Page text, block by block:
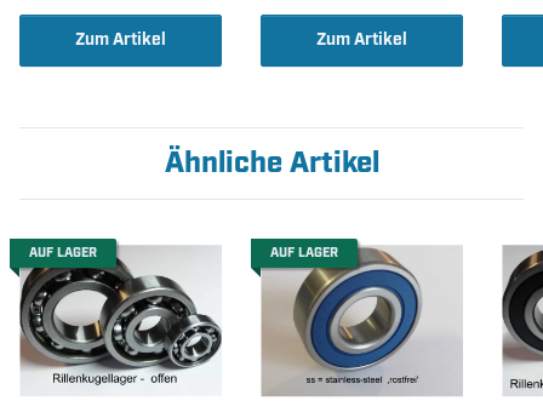
Zum Artikel Zum Artikel
Ähnliche Artikel
AUF LAGER AUF LAGER